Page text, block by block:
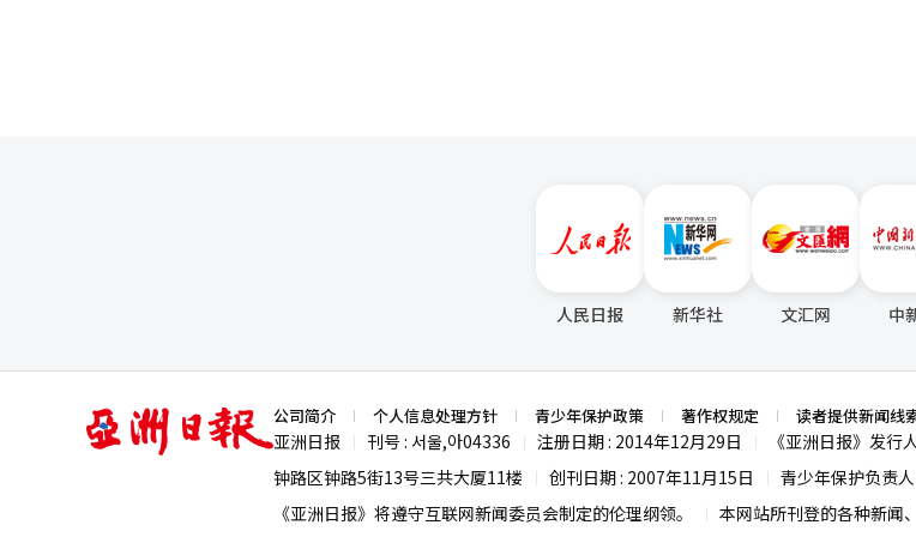
人民日报 新华社 文汇网 中
亚
洲
日
公司简介 个人信息处理方针 青少年保护政策 著作权规定 读者提供新闻线
亚洲日报 刊号 : 서울,아04336 注册日期 : 2014年12月29日 《亚洲日报》发行
钟路区钟路5街13号三共大厦11楼
创刊日期 : 2007年11月15日
青少年保护负责
《亚洲日报》将遵守互联网新闻委员会制定的伦理纲领。
本网站所刊登的各种新闻